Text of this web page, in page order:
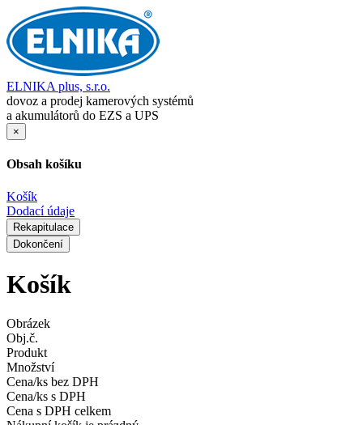
ELNIKA plus, s.r.o.
dovoz a prodej kamerových systémů
a akumulátorů do EZS a UPS
×
Obsah košíku
Košík
Dodací údaje
Rekapitulace
Dokončení
Košík
Obrázek
Obj.č.
Produkt
Množství
Cena/ks bez DPH
Cena/ks s DPH
Cena s DPH celkem